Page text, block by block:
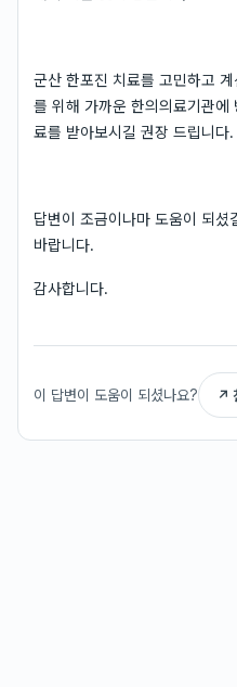
군산 한포진 치료를 고민하고
를 위해 가까운 한의의료기관에
료를 받아보시길 권장 드립니다.
답변이 조금이나마 도움이 되셨
바랍니다.
감사합니다.
이 답변이 도움이 되셨나요? ↗